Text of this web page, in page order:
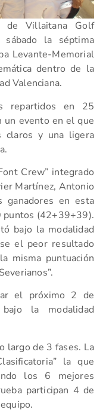
de Villaitana Golf
sábado la séptima
Levante-Memorial
dentro de la
Valenciana.
repartidos en 25
un evento en el que
claros y una ligera
Crew” integrado
Martínez, Antonio
ganadores en esta
puntos (42+39+39).
bajo la modalidad
el peor resultado
misma puntuación
el próximo 2 de
la modalidad
largo de 3 fases. La
la que
los 6 mejores
participan 4 de